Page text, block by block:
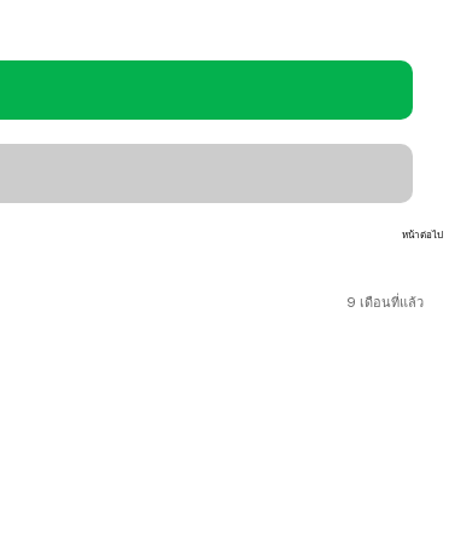
หน้าต่อไป
9 เดือนที่แล้ว